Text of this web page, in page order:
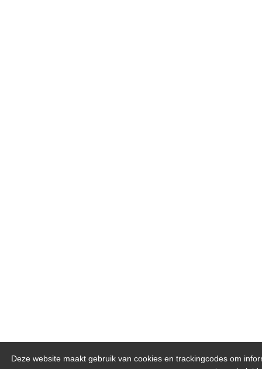
Deze website maakt gebruik van cookies en trackingcodes om